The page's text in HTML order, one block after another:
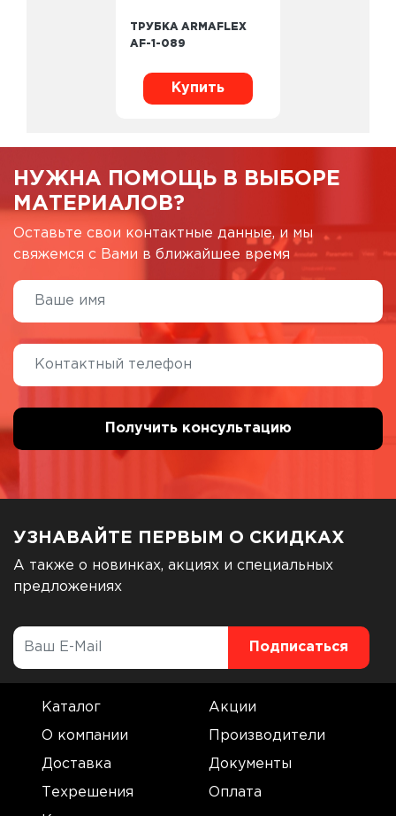
ТРУБКА ARMAFLEX
AF-1-089
Купить
НУЖНА ПОМОЩЬ В ВЫБОРЕ
МАТЕРИАЛОВ?
Оставьте свои контактные данные, и мы
свяжемся с Вами в ближайшее время
УЗНАВАЙТЕ ПЕРВЫМ О СКИДКАХ
А также о новинках, акциях и специальных
предложениях
Каталог Акции
О компании Производители
Доставка Документы
Техрешения Оплата